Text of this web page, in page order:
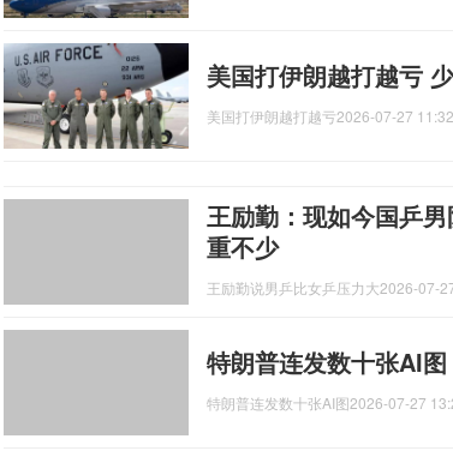
美国打伊朗越打越亏
美国打伊朗越打越亏2026-07-27
王励勤：现如今国乒
重不少
王励勤说男乒比女乒压力大2026-07-
特朗普连发数十张AI
特朗普连发数十张AI图2026-07-27